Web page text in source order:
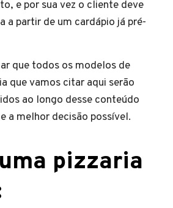
e por sua vez o cliente deve
a partir de um cardápio já pré-
que todos os modelos de
que vamos citar aqui serão
ao longo desse conteúdo
a melhor decisão possível.
pizzaria